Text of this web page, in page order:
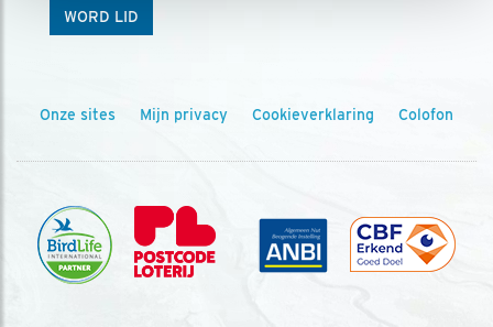
WORD LID
Onze sites Mijn privacy Cookieverklaring Colofon